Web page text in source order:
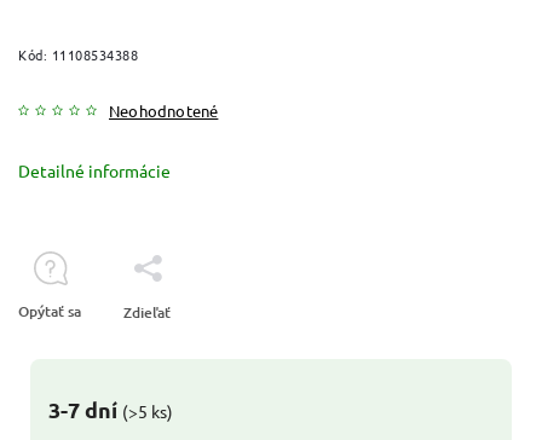
Kód: 11108534388
Neohodnotené
3-7 dní (>5 ks)
Detailné informácie
Opýtať sa Zdieľať